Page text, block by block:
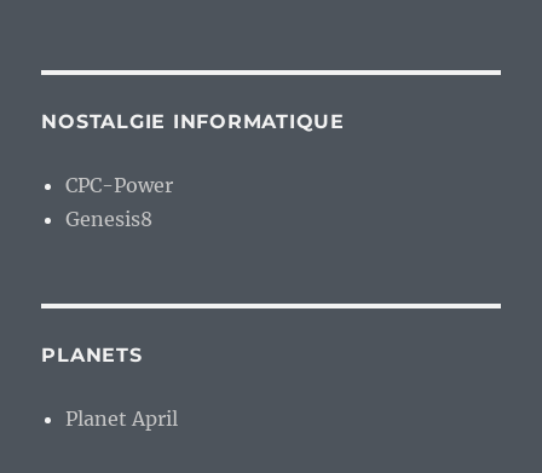
NOSTALGIE INFORMATIQUE
CPC-Power
Genesis8
PLANETS
Planet April